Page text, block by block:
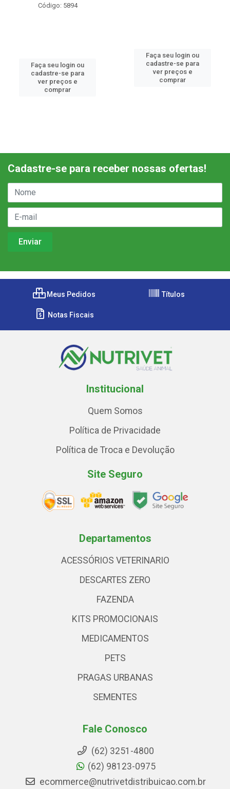
Código: 5894
Faça seu login ou
cadastre-se para
ver preços e
comprar
Faça seu login ou
cadastre-se para
ver preços e
comprar
Cadastre-se para receber nossas ofertas!
Meus Pedidos Títulos
Notas Fiscais
Institucional
Quem Somos
Política de Privacidade
Política de Troca e Devolução
Site Seguro
Departamentos
ACESSÓRIOS VETERINARIO
DESCARTES ZERO
FAZENDA
KITS PROMOCIONAIS
MEDICAMENTOS
PETS
PRAGAS URBANAS
SEMENTES
Fale Conosco
(62) 3251-4800
(62) 98123-0975
ecommerce@nutrivetdistribuicao.com.br